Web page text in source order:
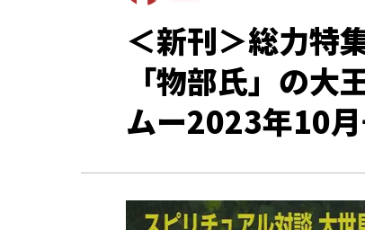
＜新刊＞総力特
「物部氏」の
ムー2023年10